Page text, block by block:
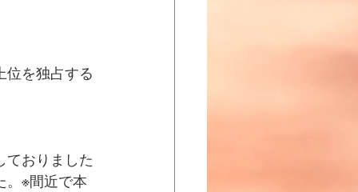
位を独占する
ておりました
。※間近で本